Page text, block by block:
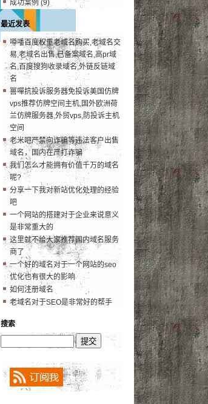
成功案例 (9)
最近发表
噂噃百度权重老域名购买,老域名交
易,老域名出售,已备案域名,高pr域
名,百度搜狗收录域名,外链反链域
名
嘼嘽抗投诉服务器免投诉美国仿牌
vps推荐仿牌空间主机,国外欧洲荷
兰仿牌服务器,外贸vps,防投诉主机
空间
老米吧严禁向诈骗等违法客户出售
域名，国内在严打诈骗
我们怎么才能拥有价值千万的域名
呢?
分享一下我对新站优化处理的经验
吧
一个网站的搭建对于企业来说意义
是非常重大的
这里就不给大家推荐国内域名服务
商了
一个好的域名对于一个网站的seo
优化也有很大的影响
如何注册域名
老域名对于SEO是非常好的帮手
搜索